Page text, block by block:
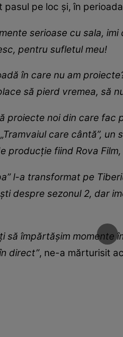
pe loc și, în
serioase cu sala,
pentru sufletul meu!
în care nu am
să pierd vremea, să
proiecte noi din care
care cântă”,
producție fiind Rova
l-a transformat pe
despre sezonul 2, dar
să împărtășim momente
direct”, ne-a mărturisit